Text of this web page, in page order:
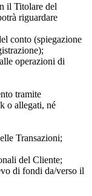
il Titolare del
riguardare
conto (spiegazione
operazioni di
tramite
o allegati, né
Transazioni;
del Cliente;
di fondi da/verso il